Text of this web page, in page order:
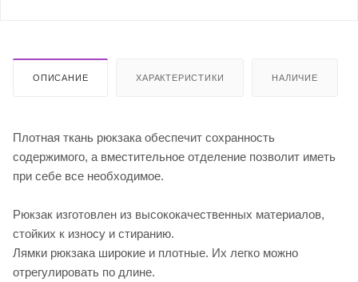
ОПИСАНИЕ ХАРАКТЕРИСТИКИ НАЛИЧИЕ
Плотная ткань рюкзака обеспечит сохранность
содержимого, а вместительное отделение позволит иметь
при себе все необходимое.
Рюкзак изготовлен из высококачественных материалов,
стойких к износу и стиранию.
Лямки рюкзака широкие и плотные. Их легко можно
отрегулировать по длине.